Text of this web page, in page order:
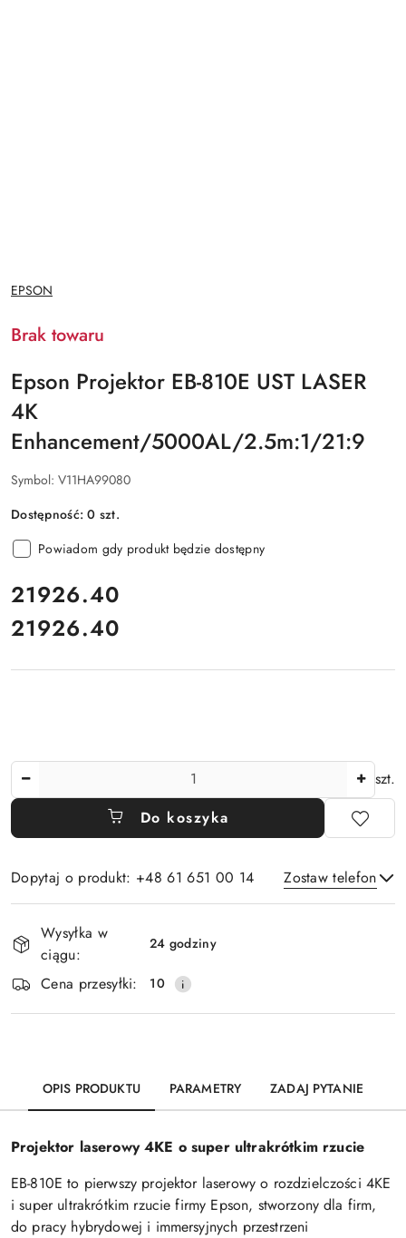
NAZWA
PRODUCENTA:
EPSON
Brak towaru
Epson Projektor EB-810E UST LASER
4K
Enhancement/5000AL/2.5m:1/21:9
Symbol: V11HA99080
Dostępność:0 szt.
Powiadom gdy produkt będzie dostępny
cena:
21926.40
Cena:
21926.40
Ilość
szt.
Do koszyka
Dopytaj o produkt: +48 61 651 00 14 Zostaw telefon
Dostępność
i
dostawa
Wysyłka w
ciągu:
24 godziny
Cena przesyłki: 10
OPIS PRODUKTU PARAMETRY ZADAJ PYTANIE
Projektor laserowy 4KE o super ultrakrótkim rzucie
EB-810E to pierwszy projektor laserowy o rozdzielczości 4KE
i super ultrakrótkim rzucie firmy Epson, stworzony dla firm,
do pracy hybrydowej i immersyjnych przestrzeni